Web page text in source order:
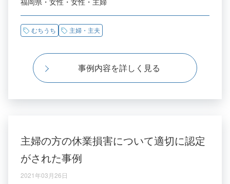
むちうち 主婦・主夫
事例内容を詳しく見る
主婦の方の休業損害について適切に認定
がされた事例
2021年03月26日